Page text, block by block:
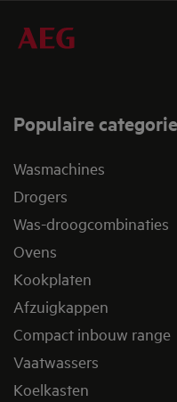
Populaire
Wasmachines
Drogers
Was-droogcombinaties
Ovens
Kookplaten
Afzuigkappen
Compact inbouw range
Vaatwassers
Koelkasten